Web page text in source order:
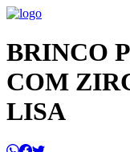
BRINCO
COM
LISA